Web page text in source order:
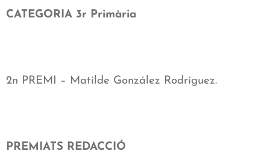
CATEGORIA 3r Primària
2n PREMI – Matilde González Rodríguez.
PREMIATS REDACCIÓ